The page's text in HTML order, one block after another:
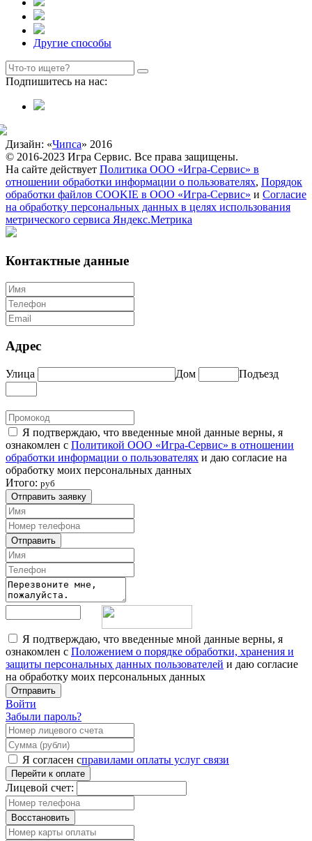
Другие способы
Подпишитесь на нас:
Дизайн: «Чипса» 2016
© 2016-2023 Игра Сервис. Все права защищены.
На сайте действует Политика ООО «Игра-Сервис» в
отношении обработки информации о пользователях, Порядок
обработки файлов COOKIE в ООО «Игра-Сервис» и Согласие
на обработку персональных данных в целях использования
метрического сервиса Яндекс.Метрика
Контактные данные
Адрес
Улица Дом Подъезд
Я подтверждаю, что введенные мной данные верны, я
ознакомлен с Политикой ООО «Игра-Сервис» в отношении
обработки информации о пользователях и даю согласие на
обработку моих персональных данных
Итого: руб
Отправить заявку
Отправить
Я подтверждаю, что введенные мной данные верны, я
ознакомлен с Положением о порядке обработки, хранения и
защиты персональных данных пользователей и даю согласие
на обработку моих персональных данных
Отправить
Войти
Забыли пароль?
Я согласен справилами оплаты услуг связи
Перейти к оплате
Лицевой счет:
Восстановить